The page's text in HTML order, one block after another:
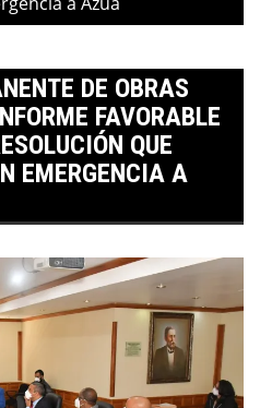
DE OBRAS
FAVORABLE
QUE
EMERGENCIA A